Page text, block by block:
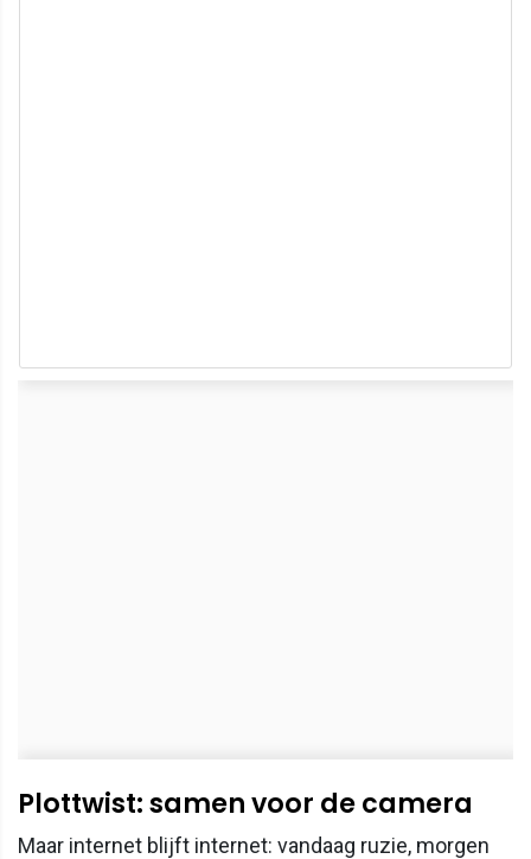
Plottwist: samen voor de camera
Maar internet blijft internet: vandaag ruzie, morgen